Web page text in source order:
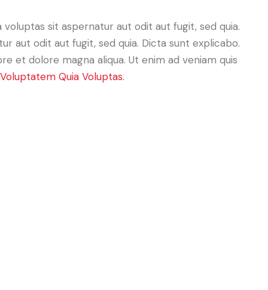
sit aspernatur aut odit aut fugit, sed quia.
aut odit aut fugit, sed quia. Dicta sunt explicabo.
et dolore magna aliqua. Ut enim ad veniam quis
Voluptatem Quia Voluptas.